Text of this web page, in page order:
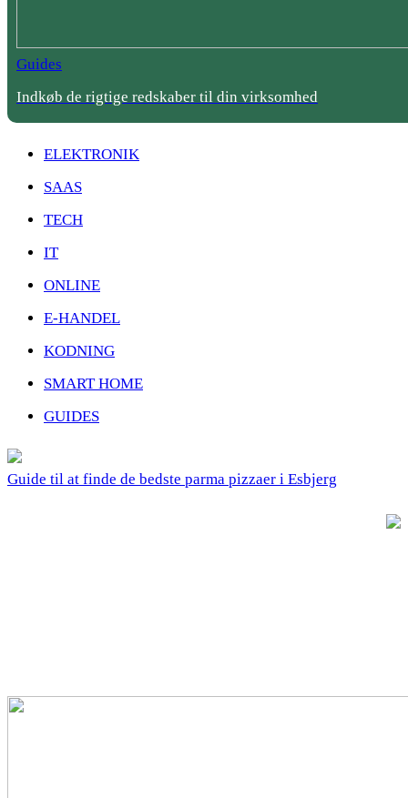
Guides
Indkøb de rigtige redskaber til din virksomhed
ELEKTRONIK
SAAS
TECH
IT
ONLINE
E-HANDEL
KODNING
SMART HOME
GUIDES
Guide til at finde de bedste parma pizzaer i Esbjerg